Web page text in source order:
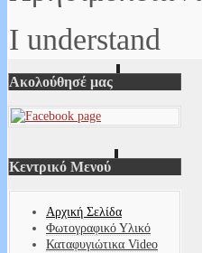
I understand
Ακολούθησέ μας
Κεντρικό Μενού
Αρχική Σελίδα
Φωτογραφικό Υλικό
Καταφυγιώτικα Video